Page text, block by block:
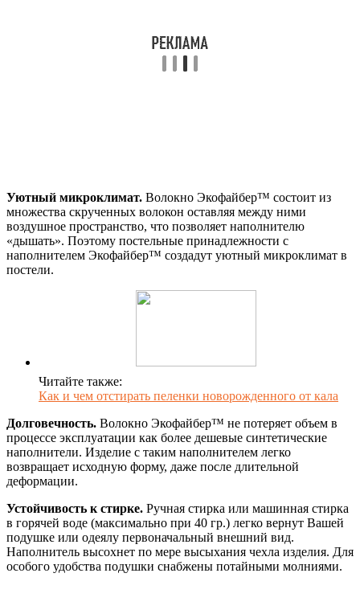
Уютный микроклимат. Волокно Экофайбер™ состоит из
множества скрученных волокон оставляя между ними
воздушное пространство, что позволяет наполнителю
«дышать». Поэтому постельные принадлежности с
наполнителем Экофайбер™ создадут уютный микроклимат в
постели.
Читайте также:
Как и чем отстирать пеленки новорожденного от кала
Долговечность. Волокно Экофайбер™ не потеряет объем в
процессе эксплуатации как более дешевые синтетические
наполнители. Изделие с таким наполнителем легко
возвращает исходную форму, даже после длительной
деформации.
Устойчивость к стирке. Ручная стирка или машинная стирка
в горячей воде (максимально при 40 гр.) легко вернут Вашей
подушке или одеялу первоначальный внешний вид.
Наполнитель высохнет по мере высыхания чехла изделия. Для
особого удобства подушки снабжены потайными молниями.